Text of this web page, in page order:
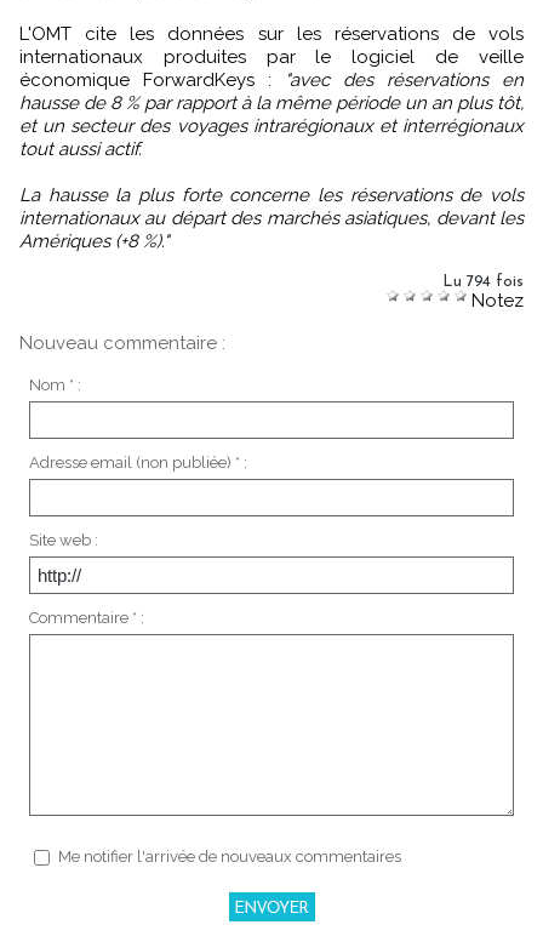
L'OMT cite les données sur les réservations de vols
internationaux produites par le logiciel de veille
économique ForwardKeys :
"avec des réservations en
hausse de 8 % par rapport à la même période un an plus tôt,
et un secteur des voyages intrarégionaux et interrégionaux
tout aussi actif.
La hausse la plus forte concerne les réservations de vols
internationaux au départ des marchés asiatiques, devant les
Amériques (+8 %)."
Lu 794 fois
Notez
Nouveau commentaire :
Nom * :
Adresse email (non publiée) * :
Site web :
Commentaire * :
Me notifier l'arrivée de nouveaux commentaires